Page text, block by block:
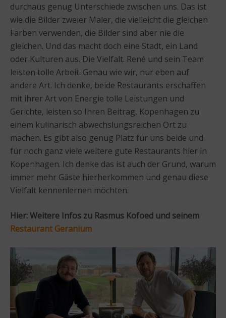
durchaus genug Unterschiede zwischen uns. Das ist
wie die Bilder zweier Maler, die vielleicht die gleichen
Farben verwenden, die Bilder sind aber nie die
gleichen. Und das macht doch eine Stadt, ein Land
oder Kulturen aus. Die Vielfalt. René und sein Team
leisten tolle Arbeit. Genau wie wir, nur eben auf
andere Art. Ich denke, beide Restaurants erschaffen
mit ihrer Art von Energie tolle Leistungen und
Gerichte, leisten so Ihren Beitrag, Kopenhagen zu
einem kulinarisch abwechslungsreichen Ort zu
machen. Es gibt also genug Platz für uns beide und
für noch ganz viele weitere gute Restaurants hier in
Kopenhagen. Ich denke das ist auch der Grund, warum
immer mehr Gäste hierherkommen und genau diese
Vielfalt kennenlernen möchten.
Hier: Weitere Infos zu Rasmus Kofoed und seinem
Restaurant Geranium